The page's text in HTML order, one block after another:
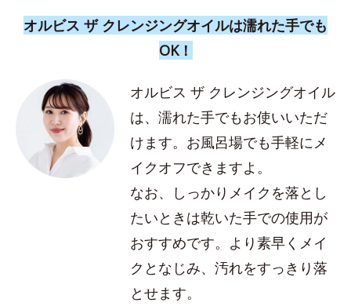
オルビス ザ クレンジングオイルは濡れた手でも
OK！
オルビス ザ クレンジングオイル
は、濡れた手でもお使いいただ
けます。お風呂場でも手軽にメ
イクオフできますよ。
なお、しっかりメイクを落とし
たいときは乾いた手での使用が
おすすめです。より素早くメイ
クとなじみ、汚れをすっきり落
とせます。